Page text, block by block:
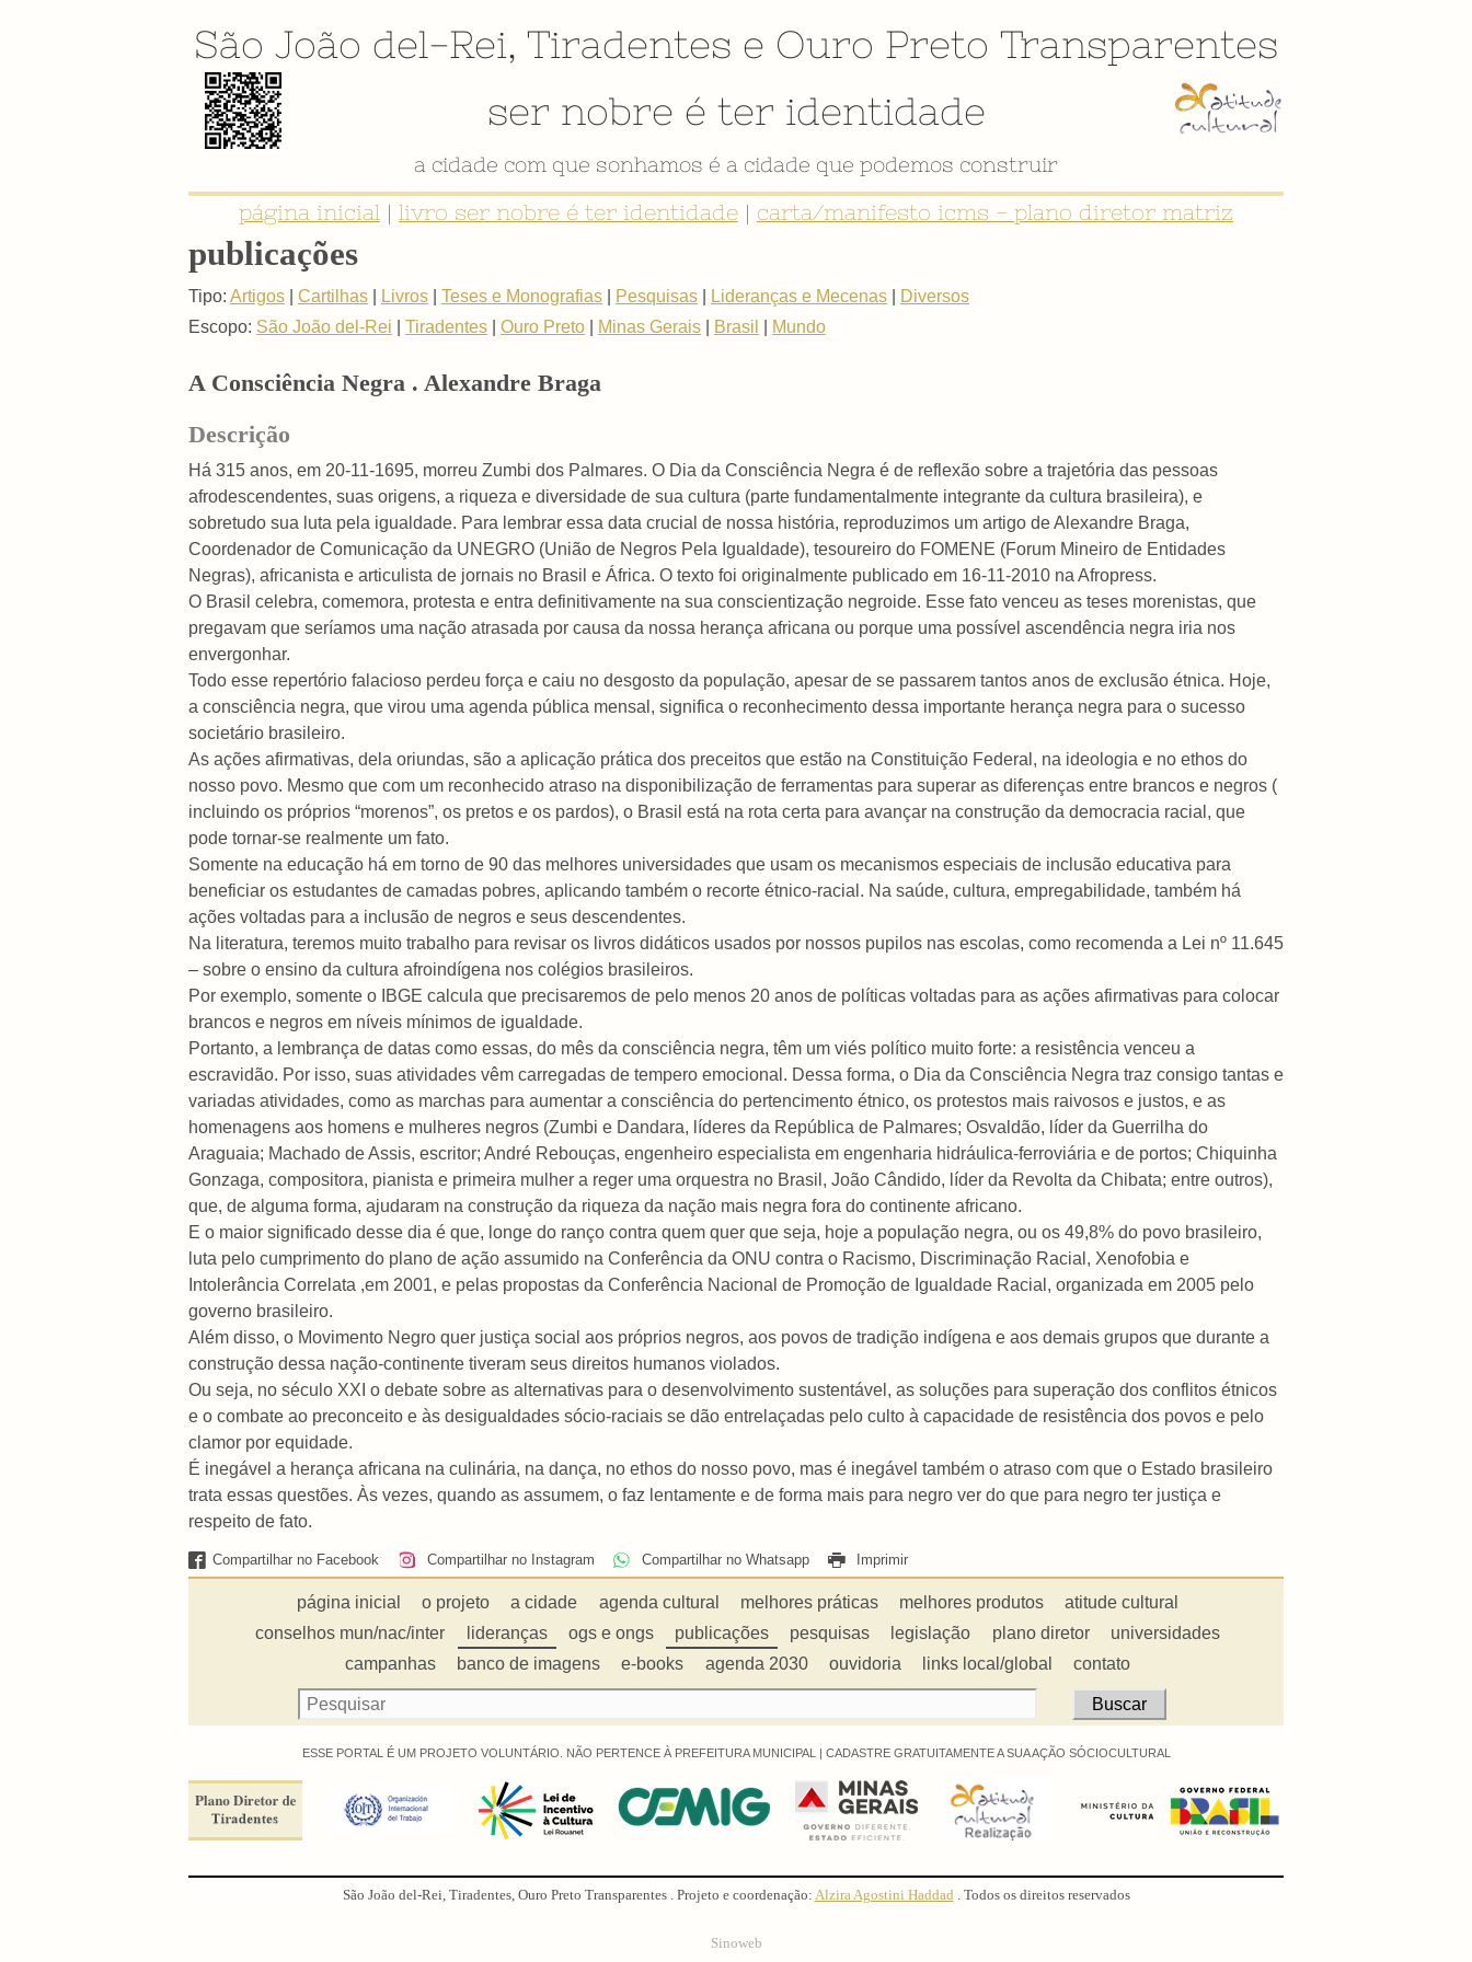
São João del-Rei, Tiradentes e Ouro Preto Transparentes
ser nobre é ter identidade
a cidade com que sonhamos é a cidade que podemos construir
página inicial | livro ser nobre é ter identidade | carta/manifesto icms - plano diretor matriz
publicações
Tipo: Artigos Cartilhas Livros Teses e Monografias Pesquisas Lideranças e Mecenas
Diversos
Escopo: São João del-Rei Tiradentes Ouro Preto Minas Gerais Brasil Mundo
A Consciência Negra . Alexandre Braga
Descrição
Há 315 anos, em 20-11-1695, morreu Zumbi dos Palmares. O Dia da Consciência Negra é de reflexão sobre a trajetória das pessoas
afrodescendentes, suas origens, a riqueza e diversidade de sua cultura (parte fundamentalmente integrante da cultura brasileira), e
sobretudo sua luta pela igualdade. Para lembrar essa data crucial de nossa história, reproduzimos um artigo de Alexandre Braga,
Coordenador de Comunicação da UNEGRO (União de Negros Pela Igualdade), tesoureiro do FOMENE (Forum Mineiro de Entidades
Negras), africanista e articulista de jornais no Brasil e África. O texto foi originalmente publicado em 16-11-2010 na Afropress.
O Brasil celebra, comemora, protesta e entra definitivamente na sua conscientização negroide. Esse fato venceu as teses morenistas, que
pregavam que seríamos uma nação atrasada por causa da nossa herança africana ou porque uma possível ascendência negra iria nos
envergonhar.
Todo esse repertório falacioso perdeu força e caiu no desgosto da população, apesar de se passarem tantos anos de exclusão étnica. Hoje,
a consciência negra, que virou uma agenda pública mensal, significa o reconhecimento dessa importante herança negra para o sucesso
societário brasileiro.
As ações afirmativas, dela oriundas, são a aplicação prática dos preceitos que estão na Constituição Federal, na ideologia e no ethos do
nosso povo. Mesmo que com um reconhecido atraso na disponibilização de ferramentas para superar as diferenças entre brancos e negros (
incluindo os próprios “morenos”, os pretos e os pardos), o Brasil está na rota certa para avançar na construção da democracia racial, que
pode tornar-se realmente um fato.
Somente na educação há em torno de 90 das melhores universidades que usam os mecanismos especiais de inclusão educativa para
beneficiar os estudantes de camadas pobres, aplicando também o recorte étnico-racial. Na saúde, cultura, empregabilidade, também há
ações voltadas para a inclusão de negros e seus descendentes.
Na literatura, teremos muito trabalho para revisar os livros didáticos usados por nossos pupilos nas escolas, como recomenda a Lei nº 11.645
– sobre o ensino da cultura afroindígena nos colégios brasileiros.
Por exemplo, somente o IBGE calcula que precisaremos de pelo menos 20 anos de políticas voltadas para as ações afirmativas para colocar
brancos e negros em níveis mínimos de igualdade.
Portanto, a lembrança de datas como essas, do mês da consciência negra, têm um viés político muito forte: a resistência venceu a
escravidão. Por isso, suas atividades vêm carregadas de tempero emocional. Dessa forma, o Dia da Consciência Negra traz consigo tantas e
variadas atividades, como as marchas para aumentar a consciência do pertencimento étnico, os protestos mais raivosos e justos, e as
homenagens aos homens e mulheres negros (Zumbi e Dandara, líderes da República de Palmares; Osvaldão, líder da Guerrilha do
Araguaia; Machado de Assis, escritor; André Rebouças, engenheiro especialista em engenharia hidráulica-ferroviária e de portos; Chiquinha
Gonzaga, compositora, pianista e primeira mulher a reger uma orquestra no Brasil, João Cândido, líder da Revolta da Chibata; entre outros),
que, de alguma forma, ajudaram na construção da riqueza da nação mais negra fora do continente africano.
E o maior significado desse dia é que, longe do ranço contra quem quer que seja, hoje a população negra, ou os 49,8% do povo brasileiro,
luta pelo cumprimento do plano de ação assumido na Conferência da ONU contra o Racismo, Discriminação Racial, Xenofobia e
Intolerância Correlata ,em 2001, e pelas propostas da Conferência Nacional de Promoção de Igualdade Racial, organizada em 2005 pelo
governo brasileiro.
Além disso, o Movimento Negro quer justiça social aos próprios negros, aos povos de tradição indígena e aos demais grupos que durante a
construção dessa nação-continente tiveram seus direitos humanos violados.
Ou seja, no século XXI o debate sobre as alternativas para o desenvolvimento sustentável, as soluções para superação dos conflitos étnicos
e o combate ao preconceito e às desigualdades sócio-raciais se dão entrelaçadas pelo culto à capacidade de resistência dos povos e pelo
clamor por equidade.
É inegável a herança africana na culinária, na dança, no ethos do nosso povo, mas é inegável também o atraso com que o Estado brasileiro
trata essas questões. Às vezes, quando as assumem, o faz lentamente e de forma mais para negro ver do que para negro ter justiça e
respeito de fato.
Compartilhar no Facebook Compartilhar no Instagram Compartilhar no Whatsapp Imprimir
página inicial o projeto a cidade agenda cultural melhores práticas melhores produtos
atitude cultural
conselhos mun/nac/inter
lideranças ogs e ongs publicações pesquisas legislação plano diretor
universidades
campanhas
banco de imagens e-books agenda 2030 ouvidoria links local/global contato
ESSE PORTAL É UM PROJETO VOLUNTÁRIO. NÃO PERTENCE À PREFEITURA MUNICIPAL | CADASTRE GRATUITAMENTE A SUA AÇÃO SÓCIOCULTURAL
São João del-Rei, Tiradentes, Ouro Preto Transparentes . Projeto e coordenação: Alzira Agostini Haddad . Todos os direitos reservados
Sinoweb